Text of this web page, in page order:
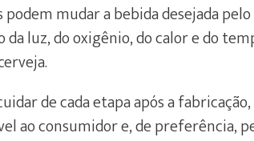
mudar a bebida desejada
da luz, do oxigênio, do calor e do
de cada etapa após a
ao consumidor e, de preferência,